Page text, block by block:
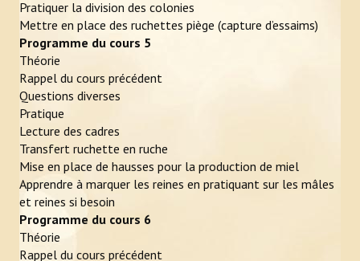
Pratiquer la division des colonies
Mettre en place des ruchettes piège (capture d’essaims)
Programme du cours 5
Théorie
Rappel du cours précédent
Questions diverses
Pratique
Lecture des cadres
Transfert ruchette en ruche
Mise en place de hausses pour la production de miel
Apprendre à marquer les reines en pratiquant sur les mâles
et reines si besoin
Programme du cours 6
Théorie
Rappel du cours précédent